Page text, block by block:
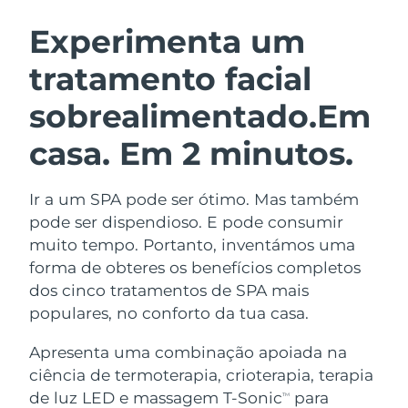
Experimenta um
tratamento facial
sobrealimentado.Em
casa. Em 2 minutos.
Ir a um SPA pode ser ótimo. Mas também
pode ser dispendioso. E pode consumir
muito tempo. Portanto, inventámos uma
forma de obteres os benefícios completos
dos cinco tratamentos de SPA mais
populares, no conforto da tua casa.
Apresenta uma combinação apoiada na
ciência de termoterapia, crioterapia, terapia
de luz LED e massagem T-SonicTM
para
Limpeza facial
LUNA™ 4 kit
Anti-aging massage
LUNA™ 4 Plus
Massage, LED heating
LUNA™ 4 Men
For men, anti-aging massage
Lifting facial
BEAR™ 2 kit
Microcurrent toning
BEAR™ 2 go
Microcurrent toning on-the-go
BEAR™ 2 eyes & lips
Microcurrent line smoothing device
Hidratação
UFO™ 3 kit
Deep facial hydration
Near-infrared and red light therapy
device
Cuidado oral
issa™ 4
Hybrid silicone sonic toothbrush
issa™ 4 plus
Smart hybrid silicone sonic toothbrush
TRATAMENTO ANTIENVELHECIMENTO
FAQ™
Antienvelhecimento Tratamentos LED
Áustria
Barein Entrega prevista
Bélgica Entrega prevista8/12/26
Bermudas Entrega prevista8/18/26
Bósnia e
Herzegovina
Entrega prevista 8/15/26
Brunei Entrega prevista8/17/26
Bulgária
Canadá Entrega prevista8/16/26
Chile Entrega prevista